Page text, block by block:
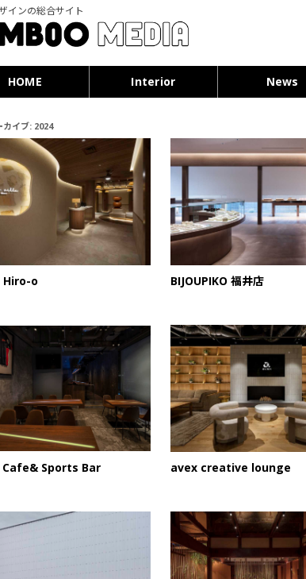
インの総合サイト
HOME Interior News
カイブ: 2024
Hiro-o BIJOUPIKO 福井店
Cafe& Sports Bar avex creative lounge